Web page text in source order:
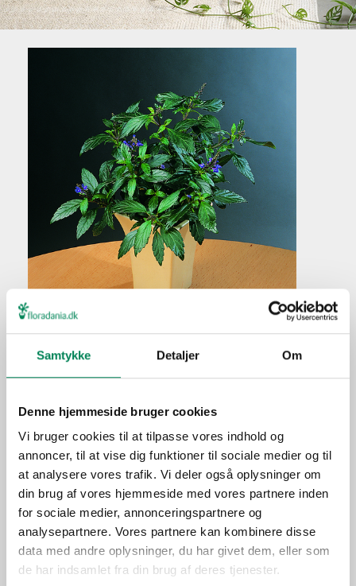
Samtykke Detaljer Om
Denne hjemmeside bruger cookies
Vi bruger cookies til at tilpasse vores indhold og
annoncer, til at vise dig funktioner til sociale medier og til
at analysere vores trafik. Vi deler også oplysninger om
din brug af vores hjemmeside med vores partnere inden
for sociale medier, annonceringspartnere og
analysepartnere. Vores partnere kan kombinere disse
data med andre oplysninger, du har givet dem, eller som
de har indsamlet fra din brug af deres tjenester.
Rød skjolddrager
Plantefakta
costaricana
Populærnavn
Rød skjolddrager
Vanding
Hold pottejorden konstant
fugtig, men undlad at
overvande.
Gødning
Ca. hver fjerde vanding i
vækstperioden.